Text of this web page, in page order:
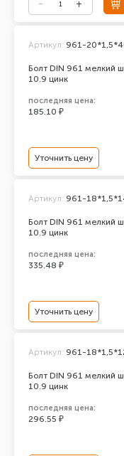
Болт DIN 961 мелкий
10.9 цинк
Артикул: 961-
последняя цена:
185.10 ₽
Уточнить цену
Болт DIN 961 мелкий
10.9 цинк
Артикул: 961-
последняя цена:
335.48 ₽
Уточнить цену
Болт DIN 961 мелкий
10.9 цинк
Артикул: 961-
последняя цена:
296.55 ₽